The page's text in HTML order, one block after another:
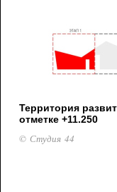
Территория
отметке +11.250
© Студия 44